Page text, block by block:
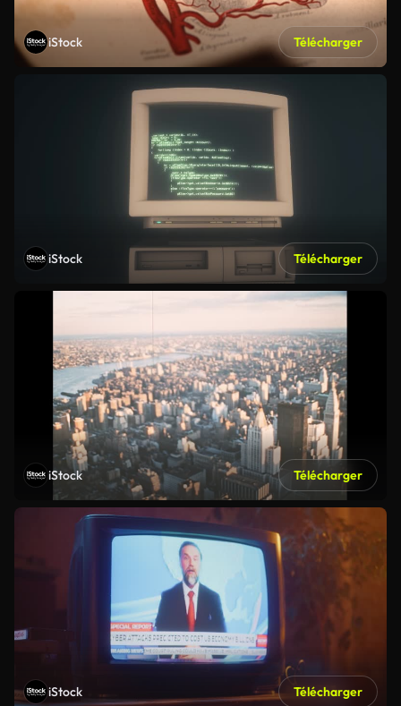
iStock Télécharger
iStock Télécharger
iStock Télécharger
iStock Télécharger